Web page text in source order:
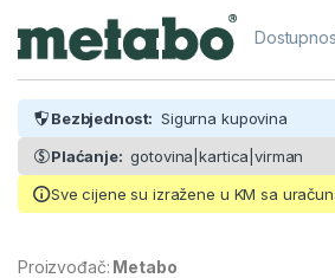
Bezbjednost: Sigurna kupovina
Plaćanje: gotovina|kartica|virman
Sve cijene su izražene u KM sa
Proizvođač: Metabo